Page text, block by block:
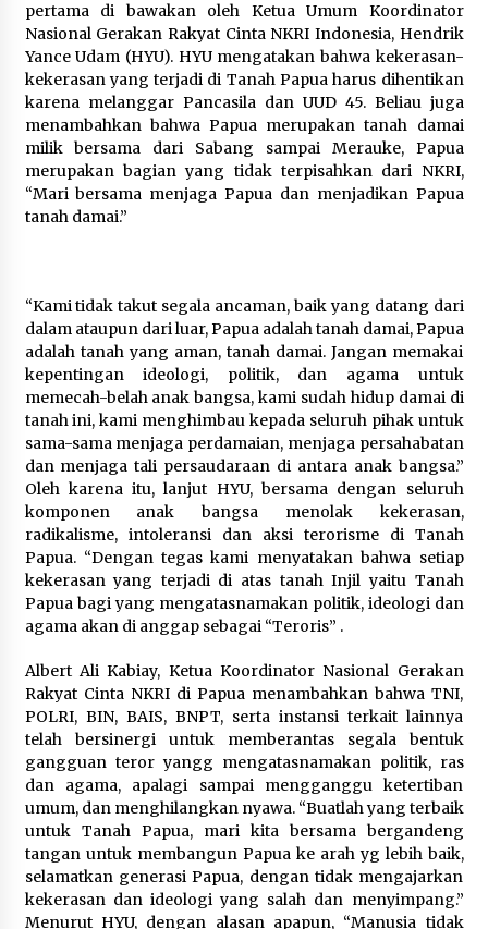
pertama di bawakan oleh Ketua Umum Koordinator
Nasional Gerakan Rakyat Cinta NKRI Indonesia, Hendrik
Yance Udam (HYU). HYU mengatakan bahwa kekerasan-
kekerasan yang terjadi di Tanah Papua harus dihentikan
karena melanggar Pancasila dan UUD 45. Beliau juga
menambahkan bahwa Papua merupakan tanah damai
milik bersama dari Sabang sampai Merauke, Papua
merupakan bagian yang tidak terpisahkan dari NKRI,
“Mari bersama menjaga Papua dan menjadikan Papua
tanah damai.”
“Kami tidak takut segala ancaman, baik yang datang dari
dalam ataupun dari luar, Papua adalah tanah damai, Papua
adalah tanah yang aman, tanah damai. Jangan memakai
kepentingan ideologi, politik, dan agama untuk
memecah-belah anak bangsa, kami sudah hidup damai di
tanah ini, kami menghimbau kepada seluruh pihak untuk
sama-sama menjaga perdamaian, menjaga persahabatan
dan menjaga tali persaudaraan di antara anak bangsa.”
Oleh karena itu, lanjut HYU, bersama dengan seluruh
komponen anak bangsa menolak kekerasan,
radikalisme, intoleransi dan aksi terorisme di Tanah
Papua. “Dengan tegas kami menyatakan bahwa setiap
kekerasan yang terjadi di atas tanah Injil yaitu Tanah
Papua bagi yang mengatasnamakan politik, ideologi dan
agama akan di anggap sebagai “Teroris” .
Albert Ali Kabiay, Ketua Koordinator Nasional Gerakan
Rakyat Cinta NKRI di Papua menambahkan bahwa TNI,
POLRI, BIN, BAIS, BNPT, serta instansi terkait lainnya
telah bersinergi untuk memberantas segala bentuk
gangguan teror yangg mengatasnamakan politik, ras
dan agama, apalagi sampai mengganggu ketertiban
umum, dan menghilangkan nyawa. “Buatlah yang terbaik
untuk Tanah Papua, mari kita bersama bergandeng
tangan untuk membangun Papua ke arah yg lebih baik,
selamatkan generasi Papua, dengan tidak mengajarkan
kekerasan dan ideologi yang salah dan menyimpang.”
Menurut HYU, dengan alasan apapun, “Manusia tidak